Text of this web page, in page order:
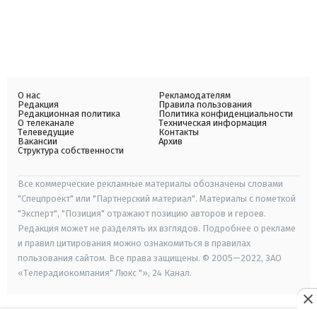
О нас
Редакция
Редакционная политика
О телеканале
Телеведущие
Вакансии
Структура собственности
Рекламодателям
Правила пользования
Политика конфиденциальности
Техническая информация
Контакты
Архив
Все коммерческие рекламные материалы обозначены словами
"Спецпроект" или "Партнерский материал". Материалы с пометкой
"Эксперт", "Позиция" отражают позицию авторов и героев.
Редакция может не разделять их взглядов. Подробнее о рекламе
и правил цитирования можно ознакомиться в правилах
пользования сайтом. Все права защищены. © 2005—2022, ЗАО
«Телерадиокомпания" Люкс "», 24 Канал.